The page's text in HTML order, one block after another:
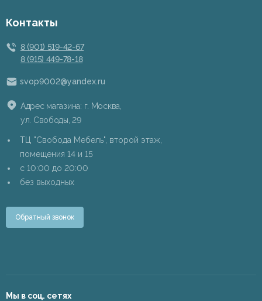
Контакты
8 (901) 519-42-67
8 (915) 449-78-18
svop9002@yandex.ru
Адрес магазина: г. Москва,
ул. Свободы, 29
ТЦ "Свобода Мебель", второй этаж,
помещения 14 и 15
c 10:00 до 20:00
без выходных
Обратный звонок
Мы в соц. сетях